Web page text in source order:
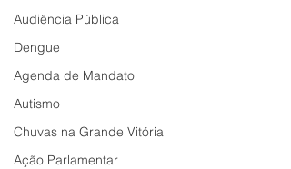
Audiência Pública
Dengue
Agenda de Mandato
Autismo
Chuvas na Grande Vitória
Ação Parlamentar